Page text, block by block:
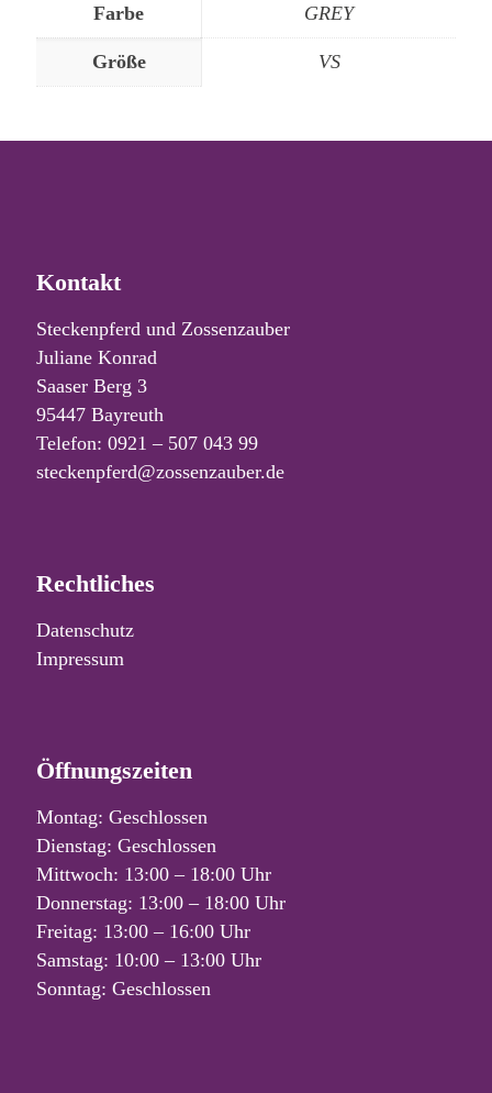
Farbe GREY
Größe VS
Kontakt
Steckenpferd und Zossenzauber
Juliane Konrad
Saaser Berg 3
95447 Bayreuth
Telefon: 0921 – 507 043 99
steckenpferd@zossenzauber.de
Rechtliches
Datenschutz
Impressum
Öffnungszeiten
Montag: Geschlossen
Dienstag: Geschlossen
Mittwoch: 13:00 – 18:00 Uhr
Donnerstag: 13:00 – 18:00 Uhr
Freitag: 13:00 – 16:00 Uhr
Samstag: 10:00 – 13:00 Uhr
Sonntag: Geschlossen